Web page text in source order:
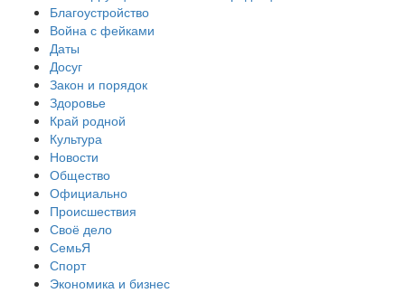
Благоустройство
Война с фейками
Даты
Досуг
Закон и порядок
Здоровье
Край родной
Культура
Новости
Общество
Официально
Происшествия
Своё дело
СемьЯ
Спорт
Экономика и бизнес